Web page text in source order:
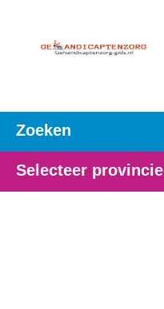
Zoeken
Selecteer provincie